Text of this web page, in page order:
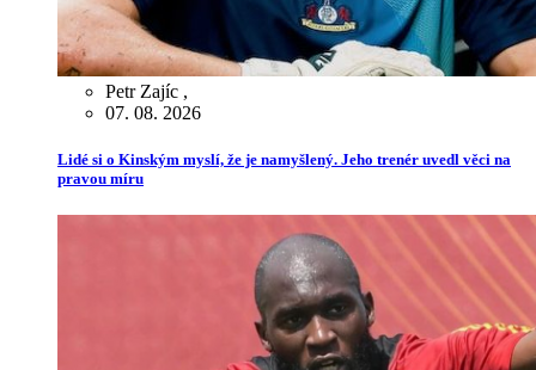
Petr Zajíc ,
07. 08. 2026
Lidé si o Kinským myslí, že je namyšlený. Jeho trenér uvedl věci na
pravou míru